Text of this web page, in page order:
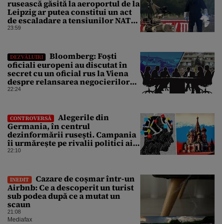
rusească găsită la aeroportul de la
Leipzig ar putea constitui un act
de escaladare a tensiunilor NATO-
Rusia
23:59
DEZVĂLUIRI
Bloomberg: Foști
oficiali europeni au discutat în
secret cu un oficial rus la Viena
despre relansarea negocierilor
de pace dintre Ucraina și Rusia
22:24
CONTROVERSĂ
Alegerile din
Germania, în centrul
dezinformării rusești. Campania
îi urmărește pe rivalii politici ai
partidului de extremă dreapta
22:10
INEDIT
Cazare de coșmar într-un
Airbnb: Ce a descoperit un turist
sub podea după ce a mutat un
scaun
21:08
Mediafax